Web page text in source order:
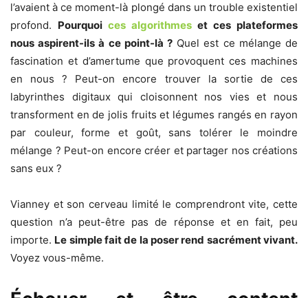
l’avaient à ce moment-là plongé dans un trouble existentiel
profond. Pourquoi ces algorithmes et ces plateformes
nous aspirent-ils à ce point-là ? Quel est ce mélange de
fascination et d’amertume que provoquent ces machines
en nous ? Peut-on encore trouver la sortie de ces
labyrinthes digitaux qui cloisonnent nos vies et nous
transforment en de jolis fruits et légumes rangés en rayon
par couleur, forme et goût, sans tolérer le moindre
mélange ? Peut-on encore créer et partager nos créations
sans eux ?
Vianney et son cerveau limité le comprendront vite, cette
question n’a peut-être pas de réponse et en fait, peu
importe. Le simple fait de la poser rend sacrément vivant.
Voyez vous-même.